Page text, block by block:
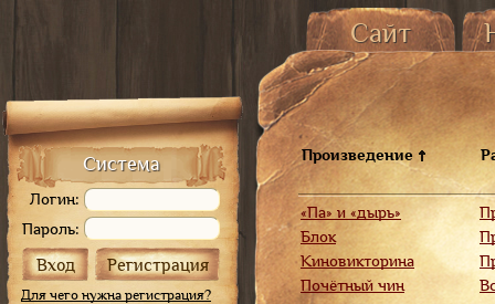
Система
Логин:
Пароль:
Для чего нужна регистрация?
Сайт
Главная страница
История сайта
Карта сайта
От
Произведение
«Па» и «дырь»
Блок
Киновикторина
Почётный чин